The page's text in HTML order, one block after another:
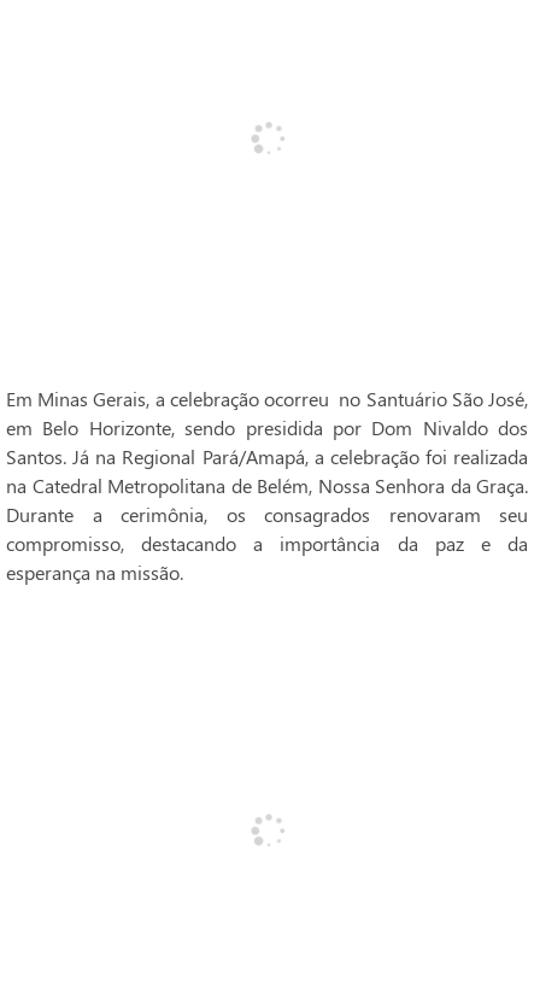
Em Minas Gerais, a celebração ocorreu no Santuário São José,
em Belo Horizonte, sendo presidida por Dom Nivaldo dos
Santos. Já na Regional Pará/Amapá, a celebração foi realizada
na Catedral Metropolitana de Belém, Nossa Senhora da Graça.
Durante a cerimônia, os consagrados renovaram seu
compromisso, destacando a importância da paz e da
esperança na missão.